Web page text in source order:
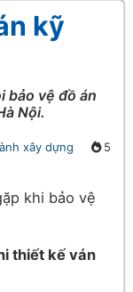
kỹ
bảo vệ đồ án
Nội.
xây dựng
5
khi bảo vệ
thiết kế ván